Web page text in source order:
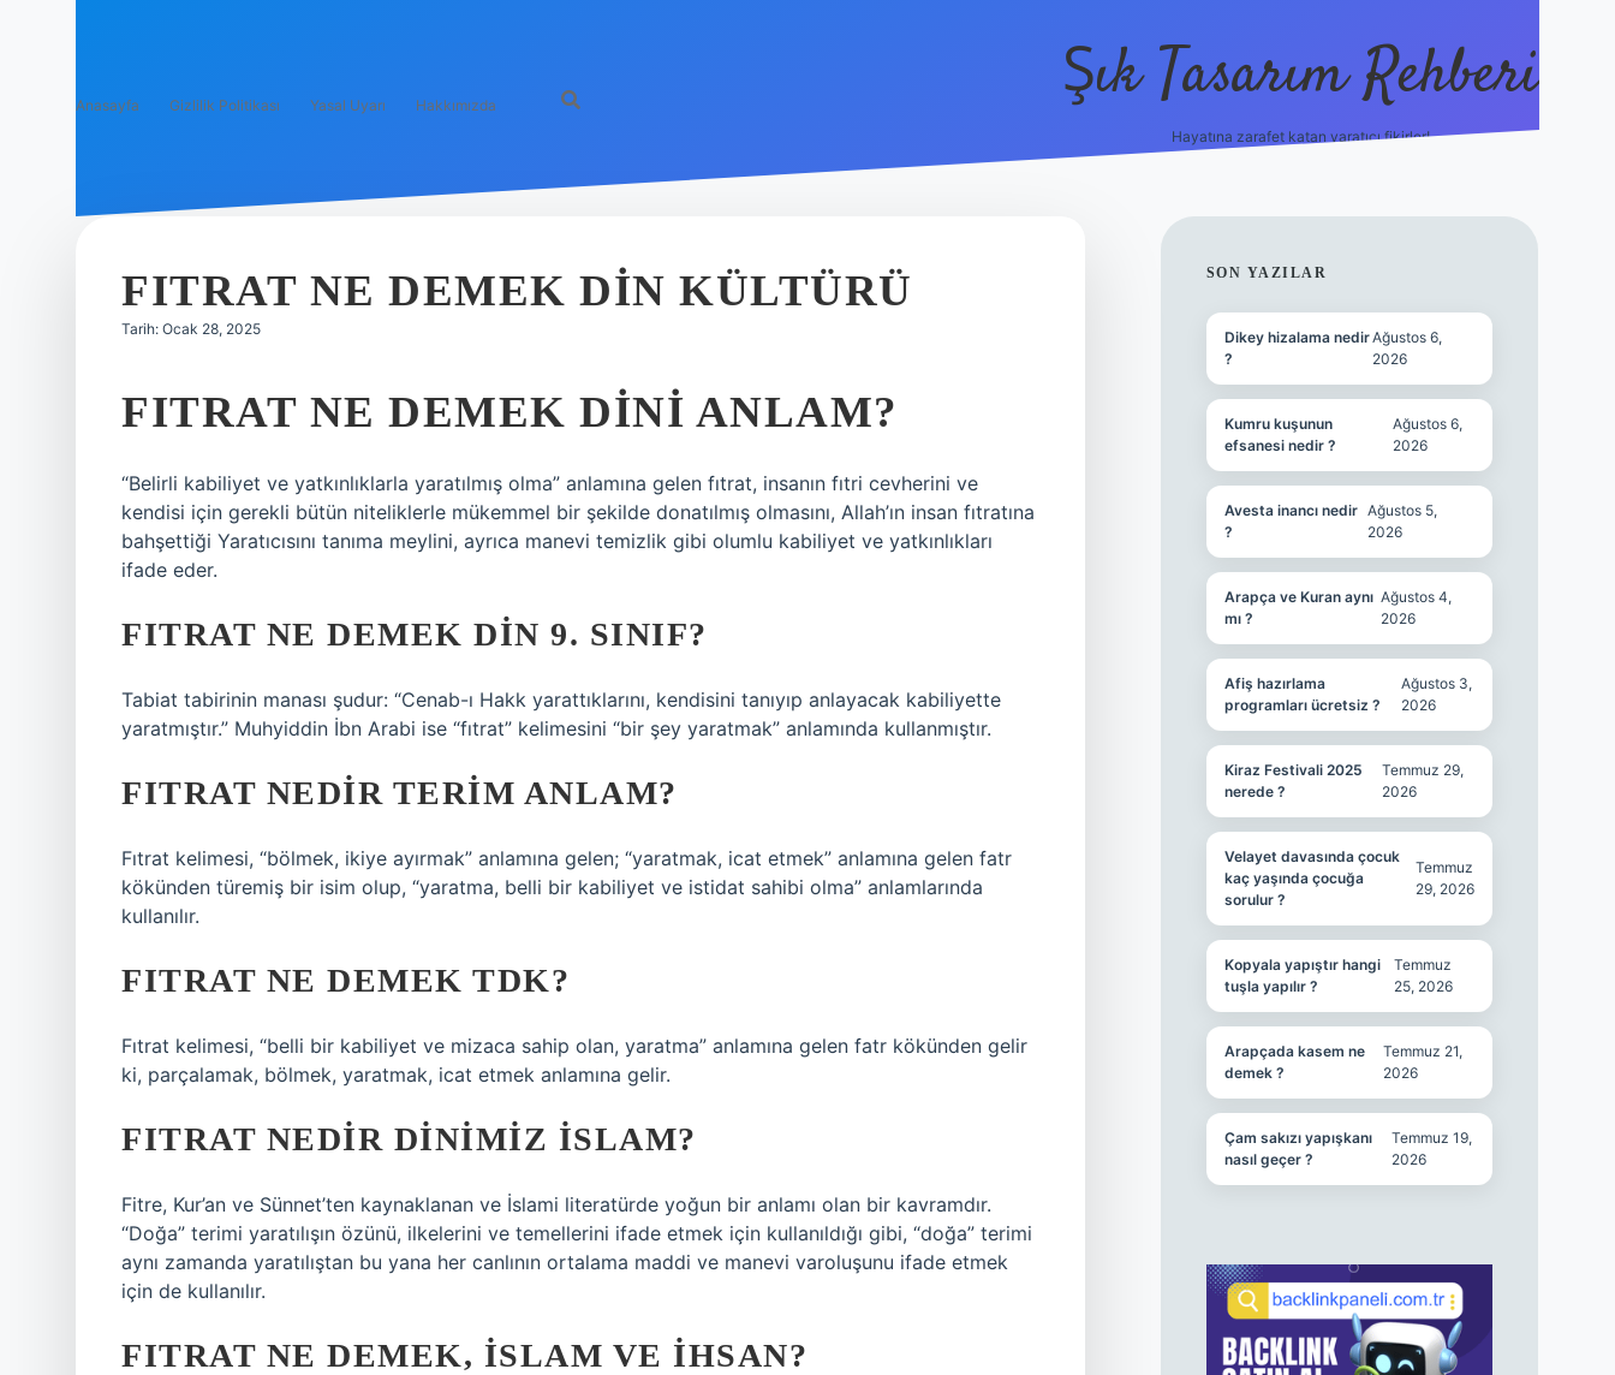
Anasayfa Gizlilik Politikası Yasal Uyarı Hakkımızda Şık Tasarım Rehberi
Hayatına zarafet katan yaratıcı fikirler!
FITRAT NE DEMEK DIN KÜLTÜRÜ
Tarih: Ocak 28, 2025
FITRAT NE DEMEK DINI ANLAM?
“Belirli kabiliyet ve yatkınlıklarla yaratılmış olma” anlamına gelen fıtrat, insanın fıtri cevherini ve
kendisi için gerekli bütün niteliklerle mükemmel bir şekilde donatılmış olmasını, Allah’ın insan fıtratına
bahşettiği Yaratıcısını tanıma meylini, ayrıca manevi temizlik gibi olumlu kabiliyet ve yatkınlıkları
ifade eder.
FITRAT NE DEMEK DIN 9. SINIF?
Tabiat tabirinin manası şudur: “Cenab-ı Hakk yarattıklarını, kendisini tanıyıp anlayacak kabiliyette
yaratmıştır.” Muhyiddin İbn Arabi ise “fıtrat” kelimesini “bir şey yaratmak” anlamında kullanmıştır.
FITRAT NEDIR TERIM ANLAM?
Fıtrat kelimesi, “bölmek, ikiye ayırmak” anlamına gelen; “yaratmak, icat etmek” anlamına gelen fatr
kökünden türemiş bir isim olup, “yaratma, belli bir kabiliyet ve istidat sahibi olma” anlamlarında
kullanılır.
FITRAT NE DEMEK TDK?
Fıtrat kelimesi, “belli bir kabiliyet ve mizaca sahip olan, yaratma” anlamına gelen fatr kökünden gelir
ki, parçalamak, bölmek, yaratmak, icat etmek anlamına gelir.
FITRAT NEDIR DINIMIZ İSLAM?
Fitre, Kur’an ve Sünnet’ten kaynaklanan ve İslami literatürde yoğun bir anlamı olan bir kavramdır.
“Doğa” terimi yaratılışın özünü, ilkelerini ve temellerini ifade etmek için kullanıldığı gibi, “doğa” terimi
aynı zamanda yaratılıştan bu yana her canlının ortalama maddi ve manevi varoluşunu ifade etmek
için de kullanılır.
FITRAT NE DEMEK, İSLAM VE IHSAN?
SIDEBAR
SON YAZILAR
Dikey hizalama nedir
?
Ağustos 6,
2026
Kumru kuşunun
efsanesi nedir ?
Ağustos 6,
2026
Avesta inancı nedir
?
Ağustos 5,
2026
Arapça ve Kuran aynı
mı ?
Ağustos 4,
2026
Afiş hazırlama
programları ücretsiz ?
Ağustos 3,
2026
Kiraz Festivali 2025
nerede ?
Temmuz 29,
2026
Velayet davasında çocuk
kaç yaşında çocuğa
sorulur ?
Temmuz
29, 2026
Kopyala yapıştır hangi
tuşla yapılır ?
Temmuz
25, 2026
Arapçada kasem ne
demek ?
Temmuz 21,
2026
Çam sakızı yapışkanı
nasıl geçer ?
Temmuz 19,
2026
vdcasino